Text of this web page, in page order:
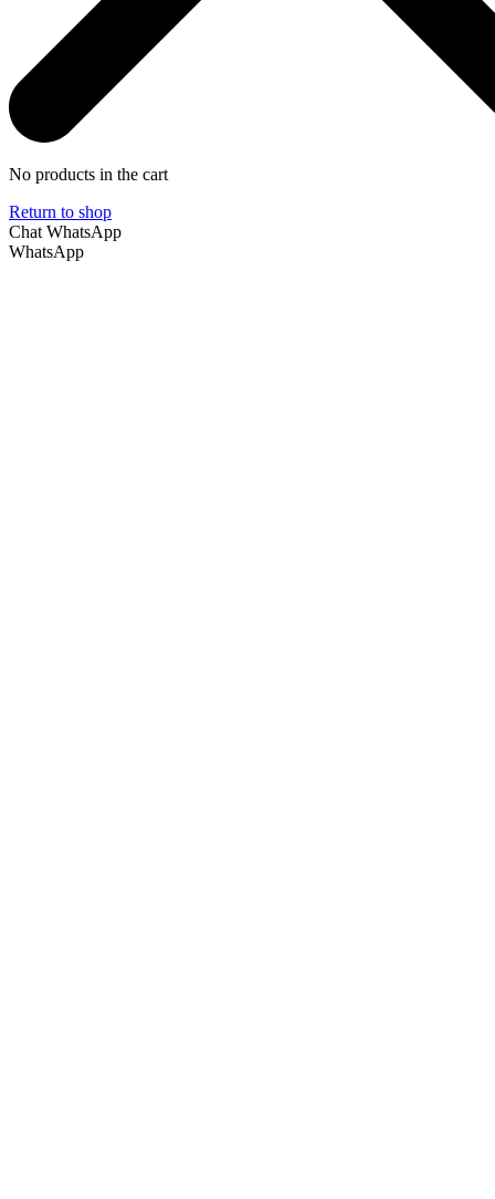
No products in the cart
Return to shop
Chat WhatsApp
WhatsApp